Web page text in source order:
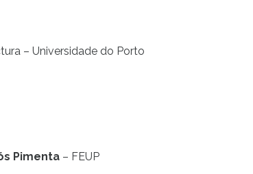
– Universidade do Porto
Pimenta – FEUP